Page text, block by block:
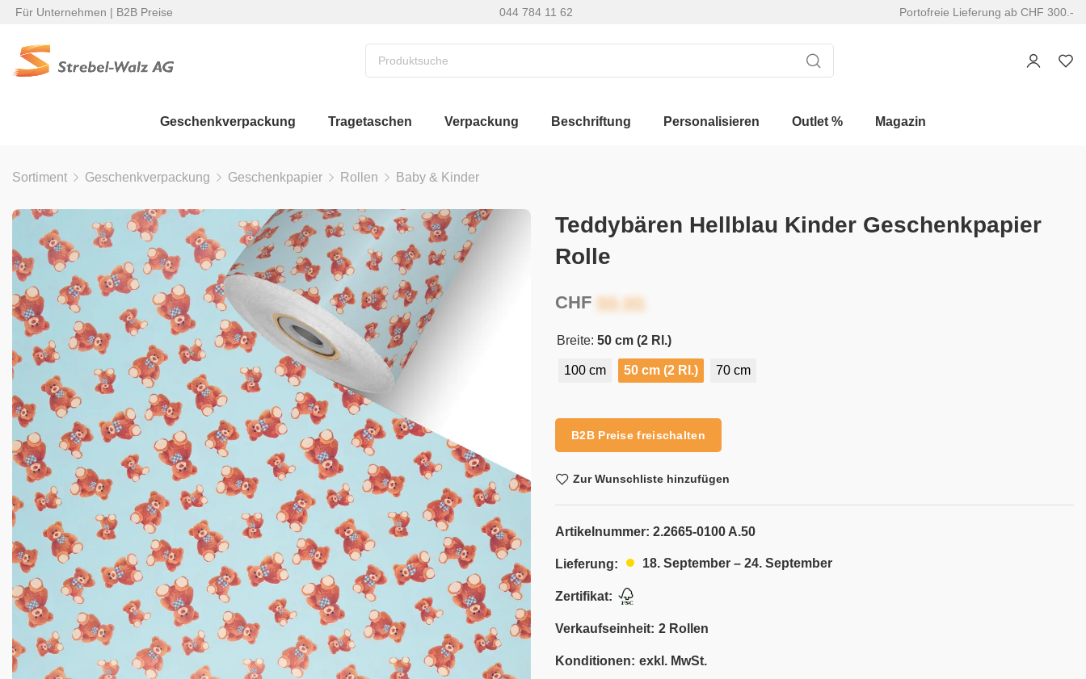
Für Unternehmen | B2B Preise 044 784 11 62 Portofreie Lieferung ab CHF 300.-
Geschenkverpackung Tragetaschen Verpackung Beschriftung Personalisieren Outlet % Magazin
Sortiment Geschenkverpackung Geschenkpapier Rollen Baby & Kinder
Teddybären Hellblau Kinder Geschenkpapier
Rolle
CHF
Breite: 50 cm (2 Rl.)
100 cm 50 cm (2 Rl.) 70 cm
B2B Preise freischalten
Zur Wunschliste hinzufügen
Artikelnummer: 2.2665-0100 A.50
Lieferung: 18. September – 24. September
Zertifikat:
Verkaufseinheit: 2 Rollen
Konditionen: exkl. MwSt.